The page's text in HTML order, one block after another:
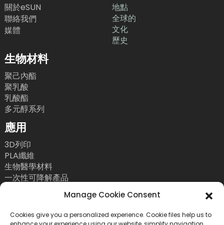
關於eSUN
聯絡我們
媒體
地點
全球的
文化
歷史
生物材料
聚己內酯
聚乳酸
乳酸酯
多元醇系列
應用
3D列印
PLA纖維
生物醫學材料
一次性可降解產品
電話：+86 755 86393186
Manage Cookie Consent
Cookies give you a personalized experience. Cookie files help us to